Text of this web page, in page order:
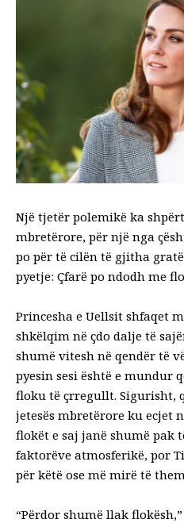
Një tjetër polemikë ka
mbretërore, për një nga
po për të cilën të gjitha
pyetje: Çfarë po ndodh me
Princesha e Uellsit shfaqet
shkëlqim në çdo dalje të
shumë vitesh në qendër të
pyesin sesi është e mundur
floku të çrregullt. Sigurisht,
jetesës mbretërore ku ecjet
flokët e saj janë shumë pak
faktorëve atmosferikë, por
për këtë ose më mirë të
“Përdor shumë llak